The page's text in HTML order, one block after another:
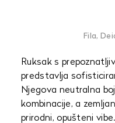
Fila,
Ruksak s
predstavlja
Njegova neutralna
kombinacije, a
prirodni, opušteni